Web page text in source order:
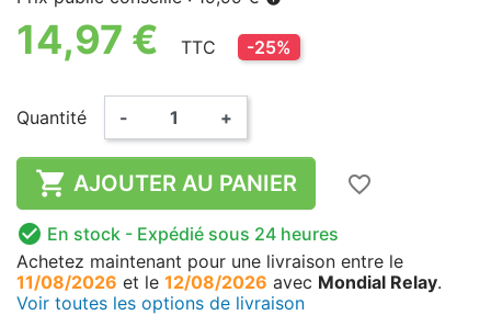
14,97 € TTC -25%
Quantité - +
 AJOUTER AU PANIER
favorite_border
 En stock - Expédié sous 24 heures
Achetez maintenant pour une livraison entre le
11/08/2026 et le 12/08/2026 avec Mondial Relay.
Voir toutes les options de livraison